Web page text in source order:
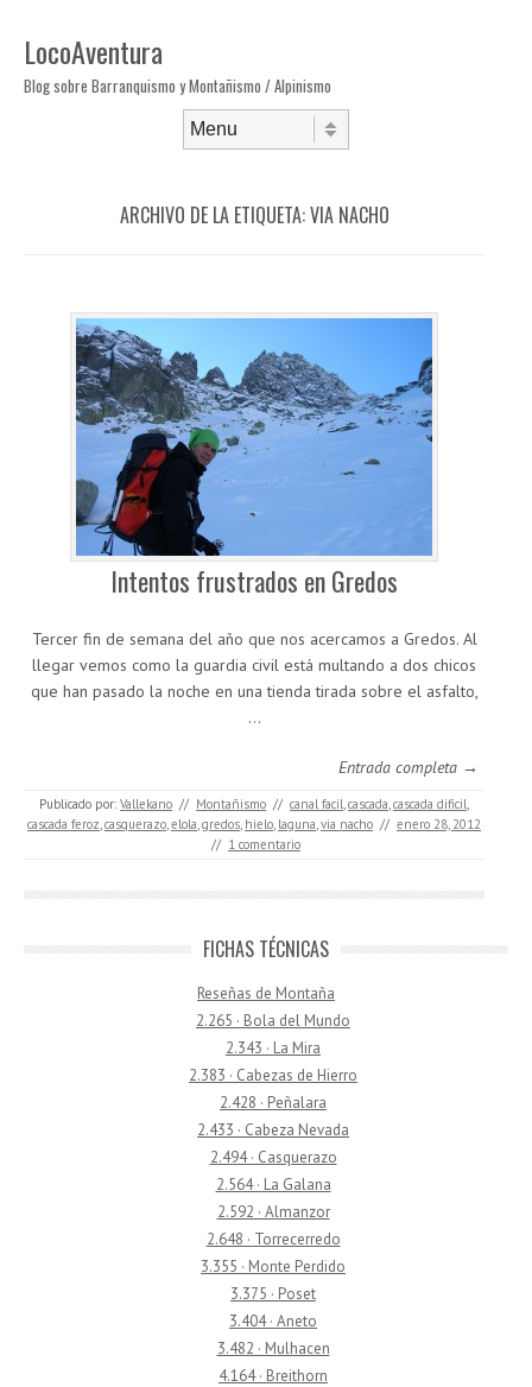
LocoAventura
Blog sobre Barranquismo y Montañismo / Alpinismo
ARCHIVO DE LA ETIQUETA:VIA NACHO
Intentos frustrados en Gredos
Tercer fin de semana del año que nos acercamos a Gredos. Al
llegar vemos como la guardia civil está multando a dos chicos
que han pasado la noche en una tienda tirada sobre el asfalto,
…
Entrada completa →
Publicado por: Vallekano // Montañismo // canal facil,cascada,cascada dificil,
cascada feroz,casquerazo,elola,gredos, hielo, laguna,via nacho // enero 28, 2012
// 1 comentario
FICHAS TÉCNICAS
Reseñas de Montaña
2.265 · Bola del Mundo
2.343 · La Mira
2.383 · Cabezas de Hierro
2.428 · Peñalara
2.433 · Cabeza Nevada
2.494 · Casquerazo
2.564 · La Galana
2.592 · Almanzor
2.648 · Torrecerredo
3.355 · Monte Perdido
3.375 · Poset
3.404 · Aneto
3.482 · Mulhacen
4.164 · Breithorn